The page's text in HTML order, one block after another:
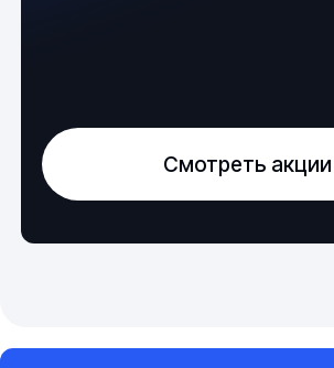
Смотреть акции